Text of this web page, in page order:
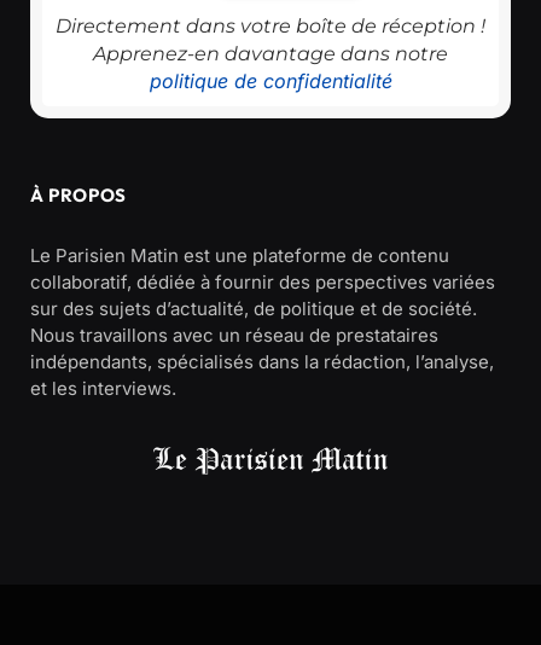
Directement dans votre boîte de réception !
Apprenez-en davantage dans notre
politique de confidentialité
À PROPOS
Le Parisien Matin est une plateforme de contenu
collaboratif, dédiée à fournir des perspectives variées
sur des sujets d’actualité, de politique et de société.
Nous travaillons avec un réseau de prestataires
indépendants, spécialisés dans la rédaction, l’analyse,
et les interviews.